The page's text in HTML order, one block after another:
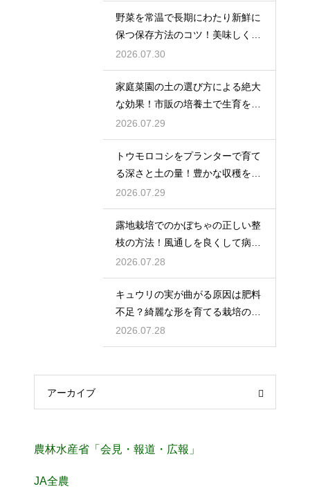
野菜を常温で長期にわたり新鮮に
保つ保存方法のコツ！美味しく食
べ切る
2026.07.30
家庭菜園の土の選び方による絶大
な効果！市販の培養土で生育を劇
的に改善
2026.07.29
トウモロコシをプランターで育て
る深さと土の量！豊かな収穫を目
指す
2026.07.29
露地栽培でのかぼちゃの正しい整
枝の方法！風通しを良くして病気
を予防
2026.07.28
キュウリの実が曲がる原因は肥料
不足？綺麗な形を育てる栽培のコ
ツ
2026.07.28
アーカイブ
農林水産省「会見・報道・広報」
JA全農